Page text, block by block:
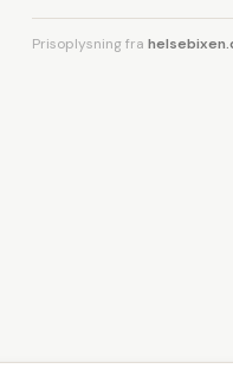
Prisoplysning fra